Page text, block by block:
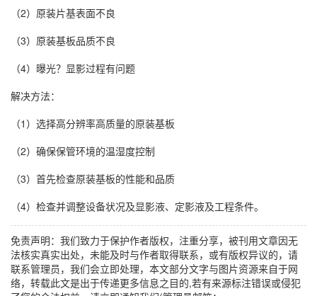
（2）原装片基表面不良
（3）原装基板品质不良
（4）曝光？显影过程有问题
解决方法：
（1）选择高分辨率高质量的原装基板
（2）确保保管环境的温湿度控制
（3）首先检查原装基板的性能和品质
（4）检查并调整设备状况及显影液、定影液及工程条件。
免责声明：我们致力于保护作者版权，注重分享，被刊用文章因无
法核实真实出处，未能及时与作者取得联系，或有版权异议的，请
联系管理员，我们会立即处理，本文部分文字与图片资源来自于网
络，转载此文是出于传递更多信息之目的,若有来源标注错误或侵犯